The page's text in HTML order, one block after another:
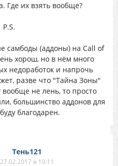
Где их взять вообще?
P.S.
самбоды (аддоны) на Call of
хорош, но в нём много
недоработок и напрочь
разве что "Тайна Зоны"
не лень, то просто
большинство аддонов для
благодарен.
Тень121
27.02.2017 в 19:11